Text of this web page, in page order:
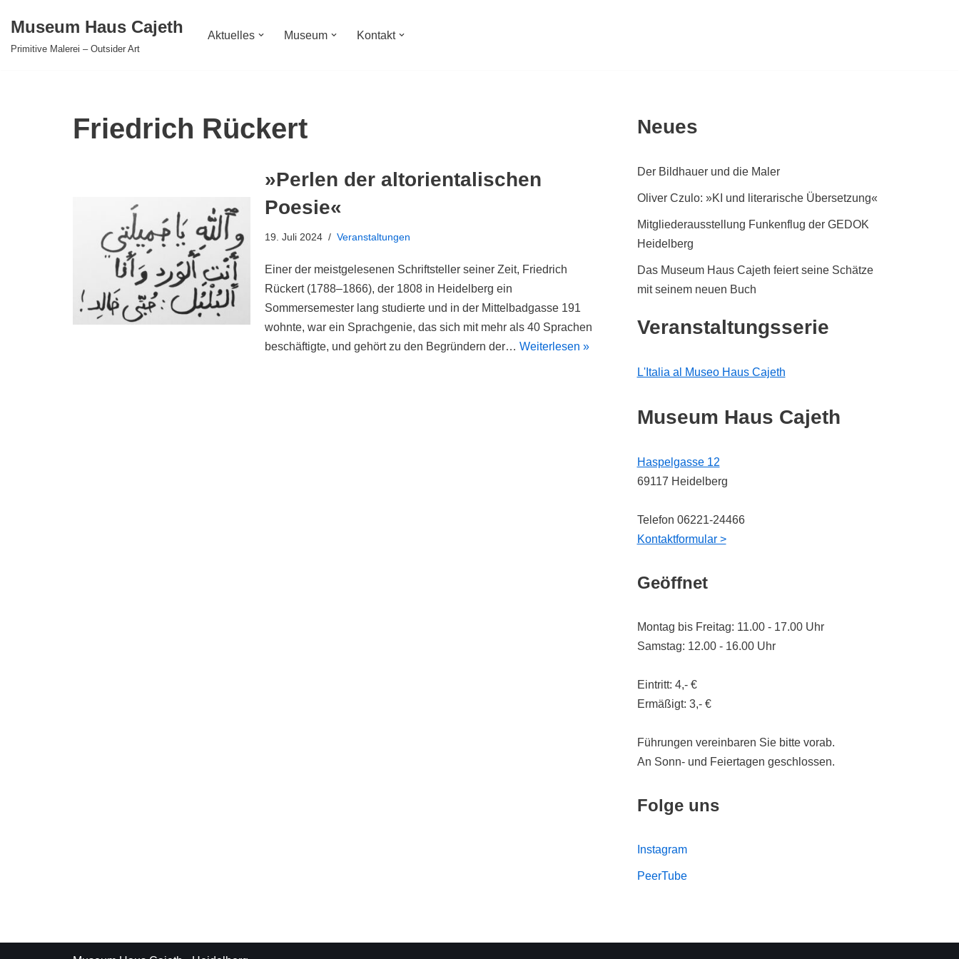
Museum Haus Cajeth
Primitive Malerei – Outsider Art
Aktuelles Museum Kontakt
Friedrich Rückert
»Perlen der altorientalischen
Poesie«
19. Juli 2024 Veranstaltungen
Einer der meistgelesenen Schriftsteller seiner Zeit, Friedrich
Rückert (1788–1866), der 1808 in Heidelberg ein
Sommersemester lang studierte und in der Mittelbadgasse 191
wohnte, war ein Sprachgenie, das sich mit mehr als 40 Sprachen
beschäftigte, und gehört zu den Begründern der… Weiterlesen »
Neues
Der Bildhauer und die Maler
Oliver Czulo: »KI und literarische Übersetzung«
Mitgliederausstellung Funkenflug der GEDOK
Heidelberg
Das Museum Haus Cajeth feiert seine Schätze
mit seinem neuen Buch
Veranstaltungsserie
L'Italia al Museo Haus Cajeth
Museum Haus Cajeth
Haspelgasse 12
69117 Heidelberg
Telefon 06221-24466
Kontaktformular >
Geöffnet
Montag bis Freitag: 11.00 - 17.00 Uhr
Samstag: 12.00 - 16.00 Uhr
Eintritt: 4,- €
Ermäßigt: 3,- €
Führungen vereinbaren Sie bitte vorab.
An Sonn- und Feiertagen geschlossen.
Folge uns
Instagram
PeerTube